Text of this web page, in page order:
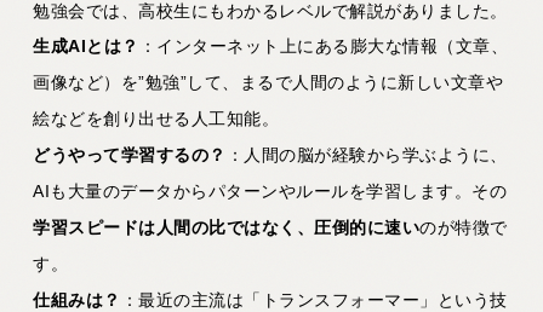
勉強会では、高校生にもわかるレベルで解説がありました。
生成AIとは？
：インターネット上にある膨大な情報（文章、
画像など）を”勉強”して、まるで人間のように新しい文章や
絵などを創り出せる人工知能。
どうやって学習するの？
：人間の脳が経験から学ぶように、
AIも大量のデータからパターンやルールを学習します。その
学習スピードは人間の比ではなく、圧倒的に速いのが特徴で
す。
仕組みは？
：最近の主流は「トランスフォーマー」という技